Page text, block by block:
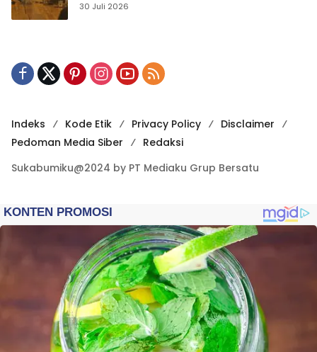
Publikasi Digital
30 Juli 2026
Indeks Kode Etik Privacy Policy
Disclaimer
Pedoman Media Siber
Redaksi
Sukabumiku@2024 by PT Mediaku Grup Bersatu